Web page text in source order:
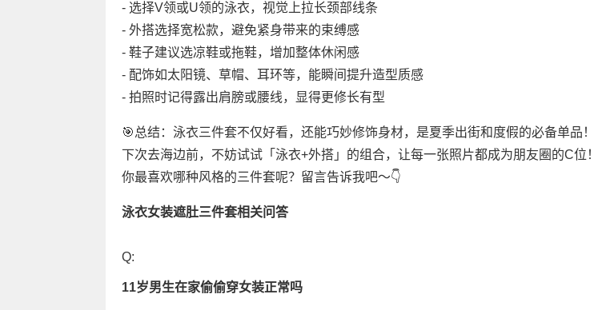
- 选择V领或U领的泳衣，视觉上拉长颈部线条
- 外搭选择宽松款，避免紧身带来的束缚感
- 鞋子建议选凉鞋或拖鞋，增加整体休闲感
- 配饰如太阳镜、草帽、耳环等，能瞬间提升造型质感
- 拍照时记得露出肩膀或腰线，显得更修长有型
🎯总结：泳衣三件套不仅好看，还能巧妙修饰身材，是夏季出街和度假的必备单品！
下次去海边前，不妨试试「泳衣+外搭」的组合，让每一张照片都成为朋友圈的C位！
你最喜欢哪种风格的三件套呢？留言告诉我吧～👇
泳衣女装遮肚三件套相关问答
Q:
11岁男生在家偷偷穿女装正常吗